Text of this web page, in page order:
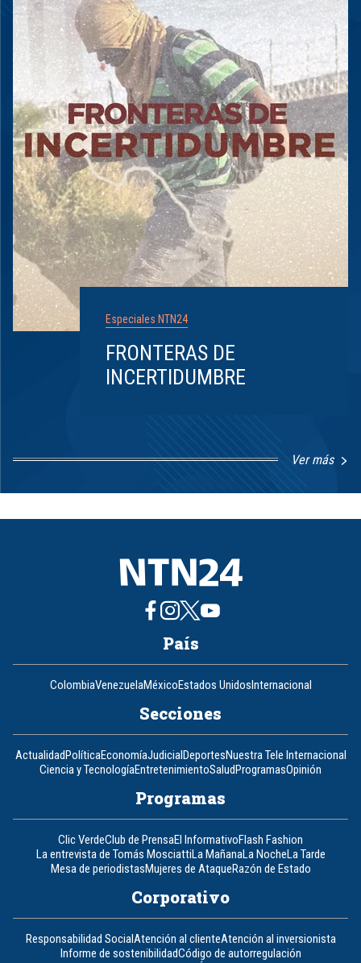
Especiales NTN24
FRONTERAS DE
INCERTIDUMBRE
Ver más
8
País
ColombiaVenezuelaMéxicoEstados UnidosInternacional
Secciones
ActualidadPolíticaEconomíaJudicialDeportesNuestra Tele Internacional
Ciencia y TecnologíaEntretenimientoSaludProgramasOpinión
Programas
Clic VerdeClub de PrensaEl InformativoFlash Fashion
La entrevista de Tomás MosciattiLa MañanaLa NocheLa Tarde
Mesa de periodistasMujeres de AtaqueRazón de Estado
Corporativo
Responsabilidad SocialAtención al clienteAtención al inversionista
Informe de sostenibilidadCódigo de autorregulación